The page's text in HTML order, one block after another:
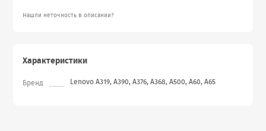
Нашли неточность в описании?
Характеристики
Бренд Lenovo A319, A390, A376, A368, A500, A60, A65